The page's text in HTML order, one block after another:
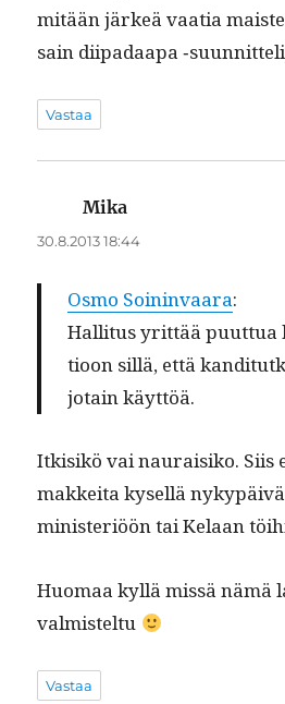
mitään järkeä vaa­tia
sain diipadaa­pa
Vastaa
Mika
30.8.2013 18:44
Osmo Soin­in­vaara:
Hal­li­tus yrit­tää
tioon sil­lä, että
jotain käyttöä.
Itk­isikö vai nau­raisiko. Siis
makkei­ta kysel­lä
min­is­ter­iöön tai Kelaan
Huo­maa kyl­lä mis­sä nämä
valmisteltu
Vastaa